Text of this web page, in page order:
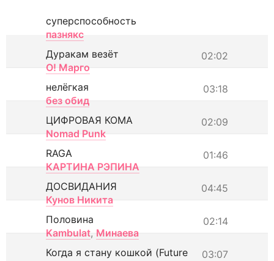
суперспособность
пазнякс
02:02
Дуракам везёт
О! Марго
03:18
нелёгкая
без обид
02:09
ЦИФРОВАЯ КОМА
Nomad Punk
01:46
RAGA
КАРТИНА РЭПИНА
04:45
ДОСВИДАНИЯ
Кунов Никита
02:14
Половина
Kambulat, Минаева
03:07
Когда я стану кошкой (Future